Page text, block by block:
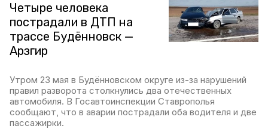
Четыре человека
пострадали в ДТП на
трассе Будённовск —
Арзгир
Утром 23 мая в Будённовском округе из-за нарушений
правил разворота столкнулись два отечественных
автомобиля. В Госавтоинспекции Ставрополья
сообщают, что в аварии пострадали оба водителя и две
пассажирки.